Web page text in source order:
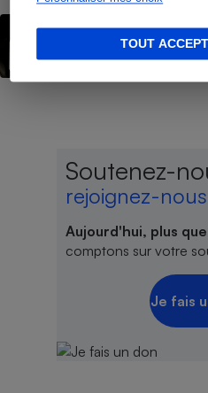
TOUT
Forfaits « à
Choisir fait
Soutenez-
rejoignez-
Aujourd'hui, plus
comptons sur votre
Je fais